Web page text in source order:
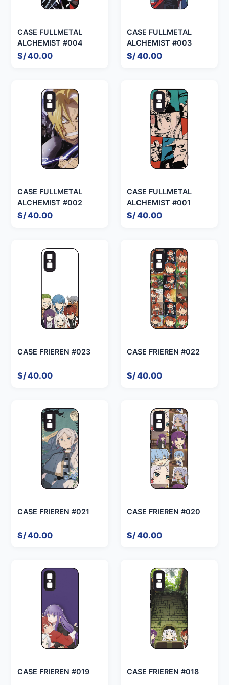
CASE FULLMETAL
ALCHEMIST #004
S/ 40.00
CASE FULLMETAL
ALCHEMIST #003
S/ 40.00
CASE FULLMETAL
ALCHEMIST #002
S/ 40.00
CASE FULLMETAL
ALCHEMIST #001
S/ 40.00
CASE FRIEREN #023
S/ 40.00
CASE FRIEREN #022
S/ 40.00
CASE FRIEREN #021
S/ 40.00
CASE FRIEREN #020
S/ 40.00
CASE FRIEREN #019 CASE FRIEREN #018